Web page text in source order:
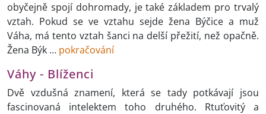
obyčejně spojí dohromady, je také základem pro trvalý
vztah. Pokud se ve vztahu sejde žena Býčice a muž
Váha, má tento vztah šanci na delší přežití, než opačně.
Žena Býk … pokračování
Váhy - Blíženci
Dvě vzdušná znamení, která se tady potkávají jsou
fascinovaná intelektem toho druhého. Rtuťovitý a